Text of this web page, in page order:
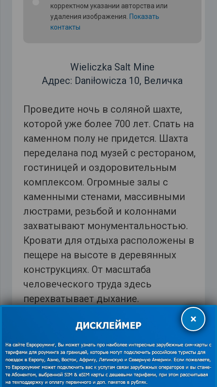
корректном указании авторства или
удаления изображения. Показать
контакты
Wieliczka Salt Mine
Адрес: Daniłowicza 10, Величка
Проведите ночь в соляной шахте,
которой уже более 700 лет. Спать на
каменном полу не придется. Шахта
переделана под музей с рестораном,
гостиницей и оздоровительным
комплексом. Огромные залы с
каменными стенами, массивными
люстрами, резьбой и колоннами
захватывают монументальностью.
Кровати для отдыха расположены в
пещере на высоте в деревянных
конструкциях. От масштаба
человеческого труда здесь
перехватывает дыхание.
*Изображения использованы из открытых
источников. В случае наличия прав на
данный материал просим связаться с
×